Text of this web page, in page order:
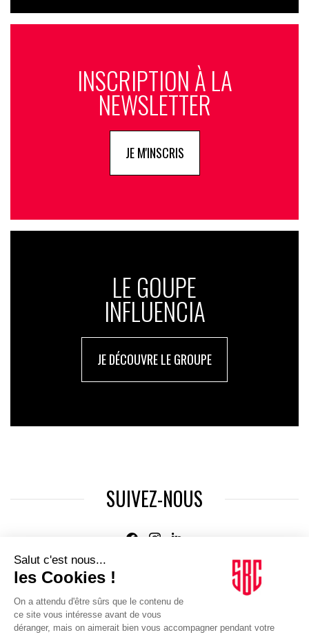
INSCRIPTION À LA
NEWSLETTER
JE M'INSCRIS
LE GOUPE
INFLUENCIA
JE DÉCOUVRE LE GROUPE
SUIVEZ-NOUS